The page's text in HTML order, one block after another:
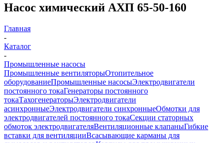
Насос химический АХП 65-50-160
Главная
-
Каталог
-
Промышленные насосы
Промышленные вентиляторыОтопительное
оборудованиеПромышленные насосыЭлектродвигатели
постоянного токаГенераторы постоянного
токаТахогенераторыЭлектродвигатели
асинхронныеЭлектродвигатели синхронныеОбмотки для
электродвигателей постоянного токаСекции статорных
обмоток электродвигателяВентиляционные клапаныГибкие
вставки для вентиляцииВсасывающие карманы для